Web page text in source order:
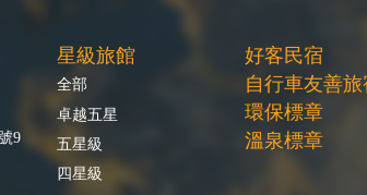
9
星級旅館
全部
卓越五星
五星級
四星級
好客民宿
自行車友善旅
環保標章
溫泉標章